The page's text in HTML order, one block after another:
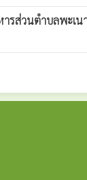
ารส่วนตำบลพะ